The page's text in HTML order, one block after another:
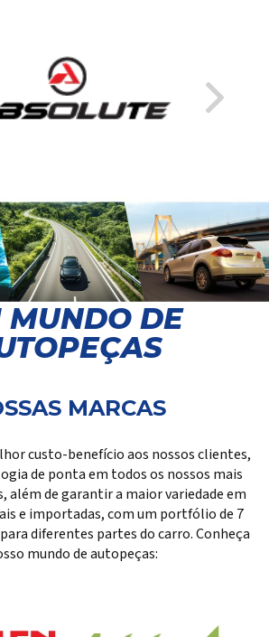
MUNDO DE
MARCAS
custo-benefício aos nossos clientes,
de ponta em todos os nossos mais
além de garantir a maior variedade em
e importadas, com um portfólio de 7
diferentes partes do carro. Conheça
mundo de autopeças: